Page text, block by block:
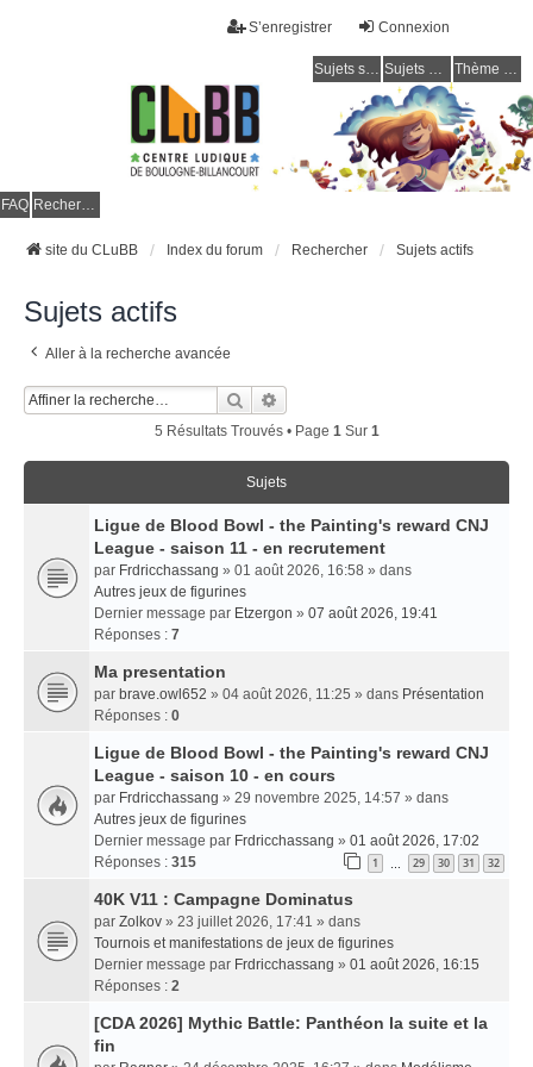
Connexion
S’enregistrer
Sujets sans réponse Sujets actifs Thème clair / foncé
FAQ Rechercher
site du CLuBB Index du forum Rechercher Sujets actifs
Sujets actifs
Aller à la recherche avancée
Rechercher
5 Résultats Trouvés • Page 1Sur 1
Sujets
Ligue de Blood Bowl - the Painting's reward CNJ
League - saison 11 - en recrutement
par Frdricchassang » 01 août 2026, 16:58 » dans
Autres jeux de figurines
Dernier message par Etzergon » 07 août 2026, 19:41
Réponses : 7
Ma presentation
par brave.owl652 » 04 août 2026, 11:25 » dans Présentation
Réponses : 0
Ligue de Blood Bowl - the Painting's reward CNJ
League - saison 10 - en cours
par Frdricchassang » 29 novembre 2025, 14:57 » dans
Autres jeux de figurines
Dernier message par Frdricchassang » 01 août 2026, 17:02
Réponses : 315 1 29 30 31 32
40K V11 : Campagne Dominatus
par Zolkov » 23 juillet 2026, 17:41 » dans
Tournois et manifestations de jeux de figurines
Dernier message par Frdricchassang » 01 août 2026, 16:15
Réponses : 2
[CDA 2026] Mythic Battle: Panthéon la suite et la
fin